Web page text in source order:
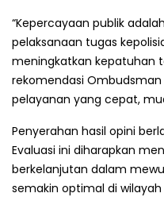
“Kepercayaan publik
pelaksanaan tugas
meningkatkan kepatuhan
rekomendasi
pelayanan yang cepat,
Penyerahan hasil opini
Evaluasi ini diharapkan
berkelanjutan dalam
semakin optimal di